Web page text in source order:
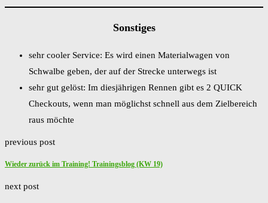
Sonstiges
sehr cooler Service: Es wird einen Materialwagen von
Schwalbe geben, der auf der Strecke unterwegs ist
sehr gut gelöst: Im diesjährigen Rennen gibt es 2 QUICK
Checkouts, wenn man möglichst schnell aus dem Zielbereich
raus möchte
previous post
Wieder zurück im Training! Trainingsblog (KW 19)
next post